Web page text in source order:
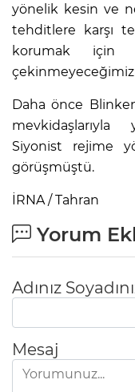
yönelik kesin ve
tehditlere karşı
korumak için
çekinmeyeceğimizi
Daha önce
mevkidaşlarıyla
Siyonist rejime
görüşmüştü.
İRNA / Tahran
Yorum
Adınız
Mesaj